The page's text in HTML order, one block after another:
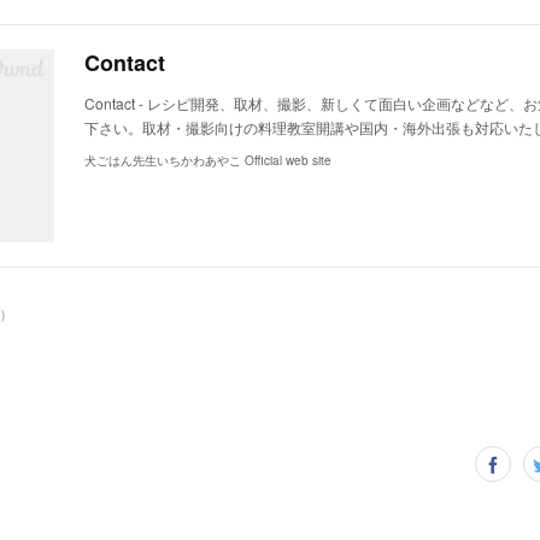
Contact
Contact - レシピ開発、取材、撮影、新しくて面白い企画などなど、
下さい。取材・撮影向けの料理教室開講や国内・海外出張も対応い
犬ごはん先生いちかわあやこ Official web site
)